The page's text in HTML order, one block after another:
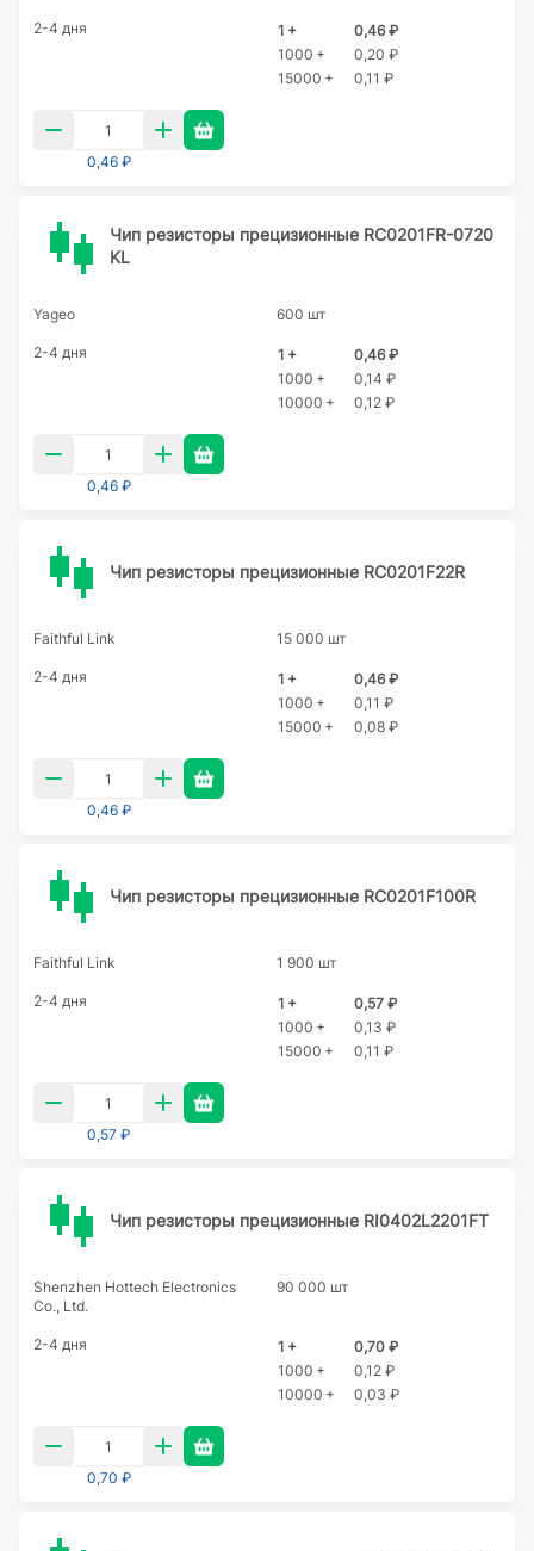
2-4 дня 1 +
0,46 ₽
1000 +
0,20 ₽
15000 +
0,11 ₽
0,46 ₽
Чип резисторы прецизионные RC0201FR-0720
KL
Yageo 600 шт
2-4 дня 1 +
0,46 ₽
1000 +
0,14 ₽
10000 +
0,12 ₽
0,46 ₽
Чип резисторы прецизионные RC0201F22R
Faithful Link 15 000 шт
2-4 дня 1 +
0,46 ₽
1000 +
0,11 ₽
15000 +
0,08 ₽
0,46 ₽
Чип резисторы прецизионные RC0201F100R
Faithful Link 1 900 шт
2-4 дня 1 +
0,57 ₽
1000 +
0,13 ₽
15000 +
0,11 ₽
0,57 ₽
Чип резисторы прецизионные RI0402L2201FT
Shenzhen Hottech Electronics
Co., Ltd.
90 000 шт
2-4 дня 1 +
0,70 ₽
1000 +
0,12 ₽
10000 +
0,03 ₽
0,70 ₽